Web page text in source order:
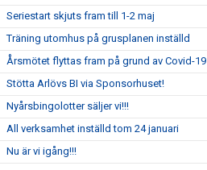
Seriestart skjuts fram till 1-2 maj
Träning utomhus på grusplanen inställd
Årsmötet flyttas fram på grund av Covid-19
Stötta Arlövs BI via Sponsorhuset!
Nyårsbingolotter säljer vi!!!
All verksamhet inställd tom 24 januari
Nu är vi igång!!!